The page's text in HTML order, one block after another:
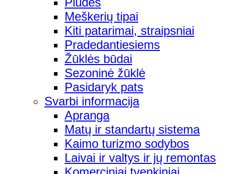
Meškerių tipai
Kiti patarimai, straipsniai
Pradedantiesiems
Žūklės būdai
Sezoninė žūklė
Pasidaryk pats
Svarbi informacija
Apranga
Matų ir standartų sistema
Kaimo turizmo sodybos
Laivai ir valtys ir jų remontas